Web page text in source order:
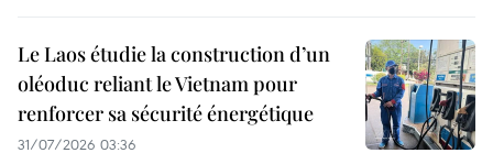
Le Laos étudie la construction d’un
oléoduc reliant le Vietnam pour
renforcer sa sécurité énergétique
31/07/2026 03:36